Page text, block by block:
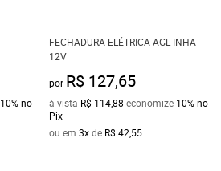
10%no
FECHADURA ELÉTRICA AGL-INHA
12V
por R$ 127,65
à vista R$ 114,88 economize 10%no
Pix
ou em 3xde R$ 42,55